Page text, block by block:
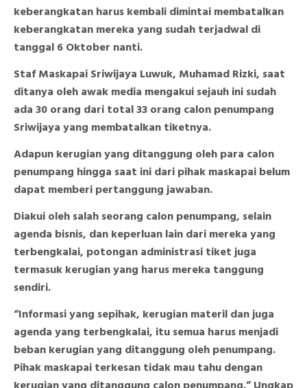
keberangkatan harus kembali dimintai membatalkan
keberangkatan mereka yang sudah terjadwal di
tanggal 6 Oktober nanti.
Staf Maskapai Sriwijaya Luwuk, Muhamad Rizki, saat
ditanya oleh awak media mengakui sejauh ini sudah
ada 30 orang dari total 33 orang calon penumpang
Sriwijaya yang membatalkan tiketnya.
Adapun kerugian yang ditanggung oleh para calon
penumpang hingga saat ini dari pihak maskapai belum
dapat memberi pertanggung jawaban.
Diakui oleh salah seorang calon penumpang, selain
agenda bisnis, dan keperluan lain dari mereka yang
terbengkalai, potongan administrasi tiket juga
termasuk kerugian yang harus mereka tanggung
sendiri.
“Informasi yang sepihak, kerugian materil dan juga
agenda yang terbengkalai, itu semua harus menjadi
beban kerugian yang ditanggung oleh penumpang.
Pihak maskapai terkesan tidak mau tahu dengan